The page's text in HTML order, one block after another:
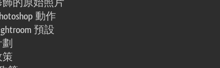
飾的原始照片
動作
預設
策